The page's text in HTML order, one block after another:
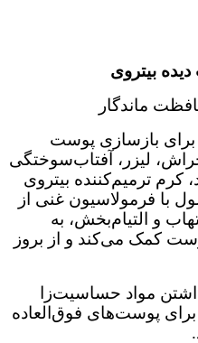
بیتروی
ماندگار
برای بازسازی پوست
لیزر، آفتاب‌سوختگی
کرم ترمیم‌کننده بیتروی
با فرمولاسیون غنی از
و التیام‌بخش، به
کمک می‌کند و از بروز
مواد حساسیت‌زا
پوست‌های فوق‌العاده